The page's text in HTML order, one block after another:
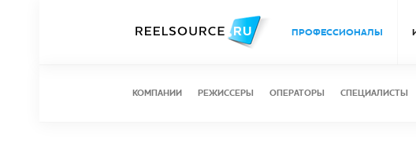
ПРОФЕССИОНАЛЫ
КОМПАНИИ РЕЖИССЕРЫ ОПЕРАТОРЫ СПЕЦИАЛИСТЫ